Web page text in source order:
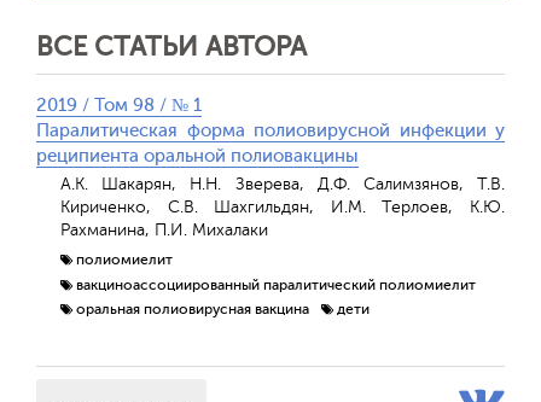
ВСЕ СТАТЬИ АВТОРА
2019 / Том 98 / № 1
Паралитическая форма полиовирусной инфекции у
реципиента оральной полиовакцины
А.К. Шакарян, Н.Н. Зверева, Д.Ф. Салимзянов, Т.В.
Кириченко, С.В. Шахгильдян, И.М. Терлоев, К.Ю.
Рахманина, П.И. Михалаки
полиомиелит
вакциноассоциированный паралитический полиомиелит
оральная полиовирусная вакцина
дети